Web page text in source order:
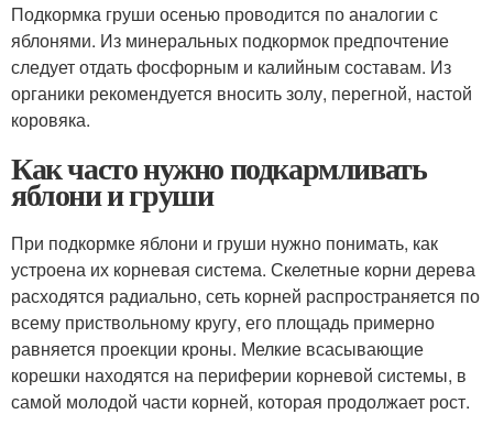
Подкормка груши осенью проводится по аналогии с
яблонями. Из минеральных подкормок предпочтение
следует отдать фосфорным и калийным составам. Из
органики рекомендуется вносить золу, перегной, настой
коровяка.
Как часто нужно подкармливать
яблони и груши
При подкормке яблони и груши нужно понимать, как
устроена их корневая система. Скелетные корни дерева
расходятся радиально, сеть корней распространяется по
всему приствольному кругу, его площадь примерно
равняется проекции кроны. Мелкие всасывающие
корешки находятся на периферии корневой системы, в
самой молодой части корней, которая продолжает рост.